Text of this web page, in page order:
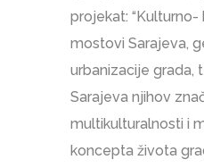
projekat: “Kulturno-
mostovi Sarajeva,
urbanizacije grada,
Sarajeva njihov
multikulturalnosti i
koncepta života